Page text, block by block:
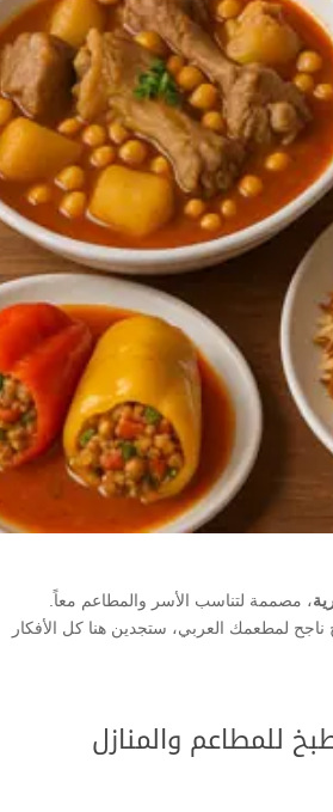
، مصممة لتناسب الأسر والمطاعم معاً.
لمطعمك العربي، ستجدين هنا كل الأفكار
للمطاعم والمنازل